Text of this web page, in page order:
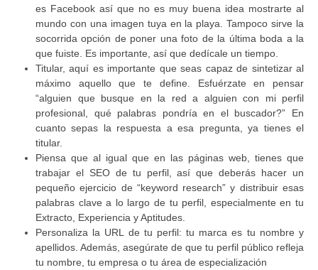
es Facebook así que no es muy buena idea mostrarte al
mundo con una imagen tuya en la playa. Tampoco sirve la
socorrida opción de poner una foto de la última boda a la
que fuiste. Es importante, así que dedícale un tiempo.
Titular, aquí es importante que seas capaz de sintetizar al
máximo aquello que te define. Esfuérzate en pensar
“alguien que busque en la red a alguien con mi perfil
profesional, qué palabras pondría en el buscador?” En
cuanto sepas la respuesta a esa pregunta, ya tienes el
titular.
Piensa que al igual que en las páginas web, tienes que
trabajar el SEO de tu perfil, así que deberás hacer un
pequeño ejercicio de “keyword research” y distribuir esas
palabras clave a lo largo de tu perfil, especialmente en tu
Extracto, Experiencia y Aptitudes.
Personaliza la URL de tu perfil: tu marca es tu nombre y
apellidos. Además, asegúrate de que tu perfil público refleja
tu nombre, tu empresa o tu área de especialización